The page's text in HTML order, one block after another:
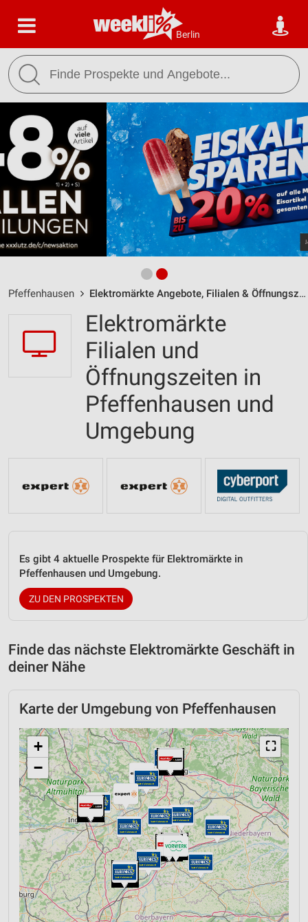
Berlin
Pfeffenhausen Elektromärkte Angebote, Filialen & Öffnungszeiten
Elektromärkte
Filialen und
Öffnungszeiten in
Pfeffenhausen und
Umgebung
Es gibt 4 aktuelle Prospekte für Elektromärkte in
Pfeffenhausen und Umgebung.
ZU DEN PROSPEKTEN
Finde das nächste Elektromärkte Geschäft in
deiner Nähe
Karte der Umgebung von Pfeffenhausen
⛶
+
−